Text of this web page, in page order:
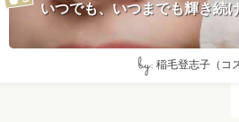
いつでも、いつまでも輝き続
by: 稲毛登志子（コ